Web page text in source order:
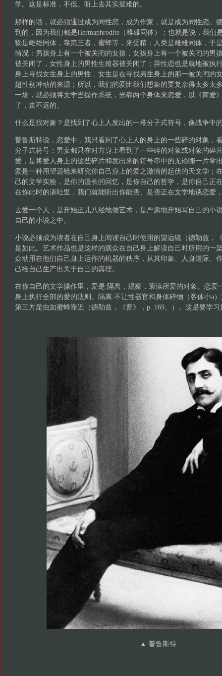
学。这是标准，不低。听上去其实挺难的。
那样的话，就必须通过成为同性恋，成为作家，就是成为同性恋。
到的，因为我们都是Hermaphrodite（雌雄同体）；也就是说，我们
物是雌雄同体，靠第三者，蜜蜂等，来受精；人类是雌雄同体，于
情况：男孩身上有一个被关闭的女孩，女孩身上有一个被关闭的男
被关闭了，女性身上的男性生殖器被关闭了；异性恋也是就地被执
身上寻找女生身上的男性，女生是在寻找男生身上的那一被关闭的
超性别冲动的来源；所以，我们的爱比我们想象的要复杂得太多太
一场，就必须将文学当操作系统，光靠两个身体来恋爱，以《简爱
了，走不远的。
什么是找对象？是找到了心上人发出的一堆分子式符号，像战争中
普鲁斯特说，恋爱中，我只看到了心上人的身上的一些碎的对象，
分子式符号：男女都只在对方身上看到了一些碎的对象或对象的碎
爱，是将爱人身上的这些碎片和发出来的符号串中的无论哪一片拿
爱是一种用望远镜来研究你自己身上的爱之激情的起伏的天文学；
己的文学实验，是你的漫长的回忆，是你自己的哲学，是你自己正
在你此时的谈吐里，我们就能听出你能否、是否正在文学地谈恋爱
去爱一个人，是开始正儿八经地做艺术，是严肃地开始写自己的小
自己的小说之中。
小说必须成为读者在自己身上阅读自己时使用的望远镜（德勒兹，
是如此。艺术作品也是这样的观众在自己身上解读自己时所用的一
众动用在他们自己身上运作的机器的秩序，从其印象、人身遭际、
己给自己生产出关于自己的真理。
在你自己的文学操作里，爱是:隔离，观察，亵渎所爱的对象。恋爱
身上执行全部的爱的法则。隔离:不让性器官和身体碎物（客体小a
第三方昆虫如蜜蜂靠近（德勒兹，《普》，p. 169。）。这是要学
▲ 普鲁斯特